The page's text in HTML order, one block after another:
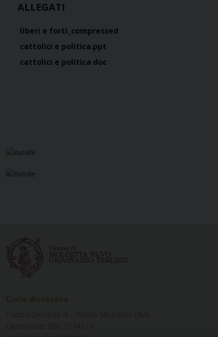
ALLEGATI
liberi e forti_compressed
cattolici e politica.ppt
cattolici e politica doc